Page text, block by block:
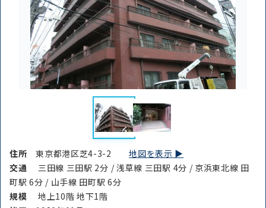
住所東京都港区芝4-3-2地図を表示 ▶︎
交通
三田線 三田駅 2分 / 浅草線 三田駅 4分 / 京浜東北線 田
町駅 6分 / 山手線 田町駅 6分
規模
地上10階 地下1階